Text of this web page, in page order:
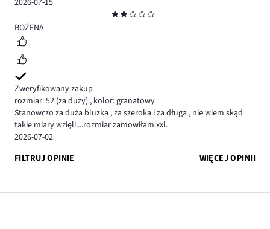
2026-07-15
2
BOŻENA
Zweryfikowany zakup
rozmiar: 52 (za duży) , kolor: granatowy
Stanowczo za duża bluzka , za szeroka i za długa , nie wiem skąd
takie miary wzięli....rozmiar zamowiłam xxl.
2026-07-02
FILTRUJ OPINIE
WIĘCEJ OPINII